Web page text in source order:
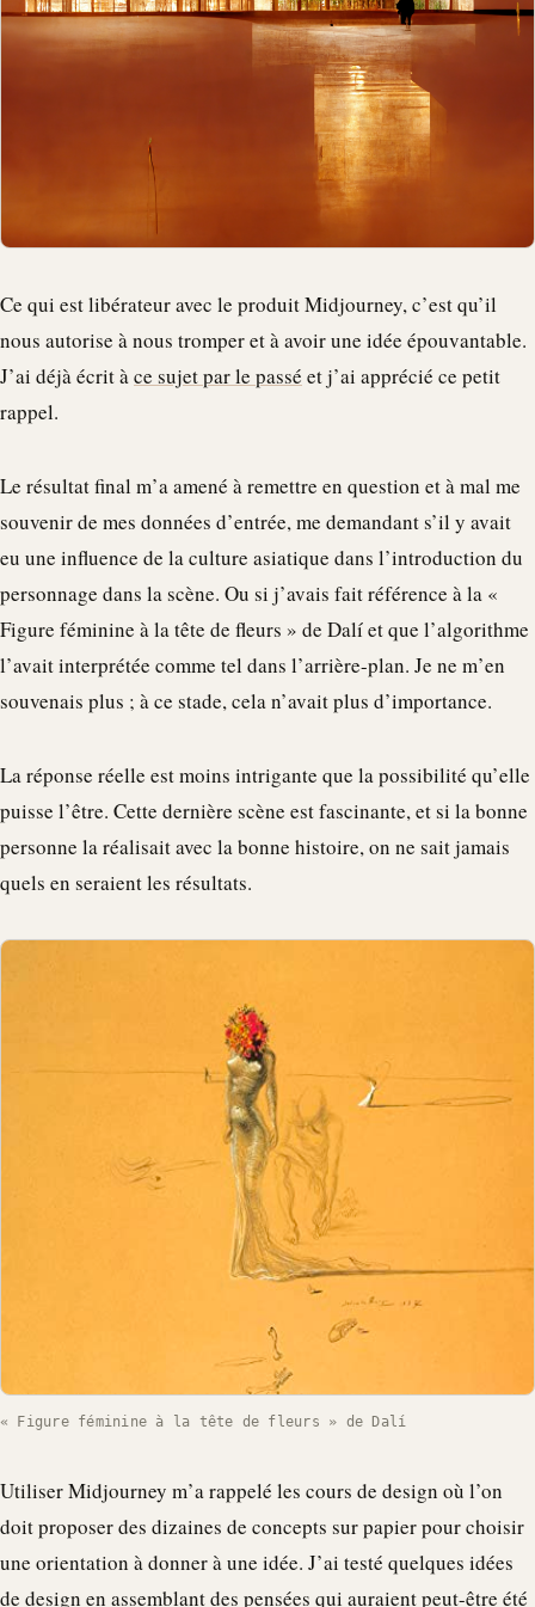
Ce qui est libérateur avec le produit Midjourney, c’est qu’il
nous autorise à nous tromper et à avoir une idée épouvantable.
J’ai déjà écrit àce sujet par le passé et j’ai apprécié ce petit
rappel.
Le résultat final m’a amené à remettre en question et à mal me
souvenir de mes données d’entrée, me demandant s’il y avait
eu une influence de la culture asiatique dans l’introduction du
personnage dans la scène. Ou si j’avais fait référence à la «
Figure féminine à la tête de fleurs » de Dalí et que l’algorithme
l’avait interprétée comme tel dans l’arrière-plan. Je ne m’en
souvenais plus ; à ce stade, cela n’avait plus d’importance.
La réponse réelle est moins intrigante que la possibilité qu’elle
puisse l’être. Cette dernière scène est fascinante, et si la bonne
personne la réalisait avec la bonne histoire, on ne sait jamais
quels en seraient les résultats.
« Figure féminine à la tête de fleurs » de Dalí
Utiliser Midjourney m’a rappelé les cours de design où l’on
doit proposer des dizaines de concepts sur papier pour choisir
une orientation à donner à une idée. J’ai testé quelques idées
de design en assemblant des pensées qui auraient peut-être été